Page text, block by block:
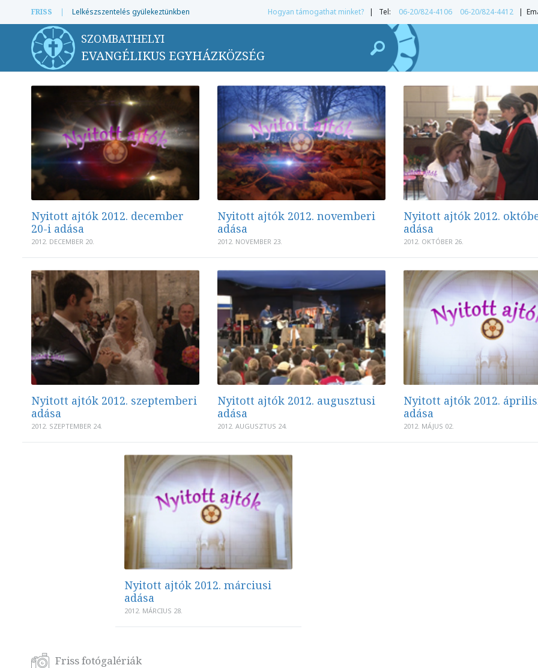
FRISS | Lelkészszentelés gyülekeztünkben Hogyan támogathat minket? | Tel: 06-20/824-4106 06-20/824-4412 |
SZOMBATHELYI
EVANGÉLIKUS EGYHÁZKÖZSÉG
Nyitott ajtók 2012. december
20-i adása
2012. DECEMBER 20.
Nyitott ajtók 2012. novemberi
adása
2012. NOVEMBER 23.
Nyitott ajtók 2012.
adása
2012. OKTÓBER 26.
Nyitott ajtók 2012. szeptemberi
adása
2012. SZEPTEMBER 24.
Nyitott ajtók 2012. augusztusi
adása
2012. AUGUSZTUS 24.
Nyitott ajtók 2012.
adása
2012. MÁJUS 02.
Nyitott ajtók 2012. márciusi
adása
2012. MÁRCIUS 28.
Friss fotógalériák